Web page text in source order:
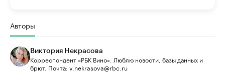
Авторы
Виктория Некрасова
Корреспондент «РБК Вино». Люблю новости, базы данных и
брют. Почта: v.nekrasova@rbc.ru